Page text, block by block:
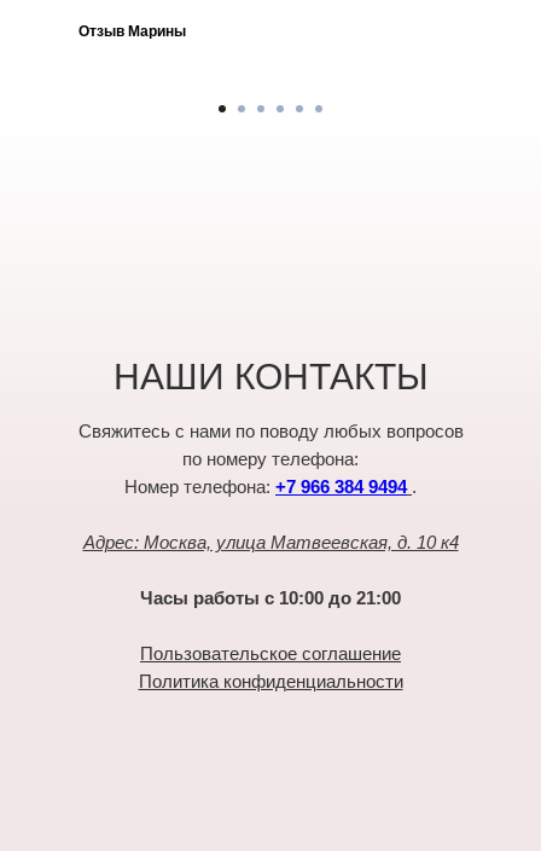
Отзыв Марины
НАШИ КОНТАКТЫ
Свяжитесь с нами по поводу любых вопросов
по номеру телефона:
Номер телефона: +7 966 384 9494 .
Адрес: Москва, улица Матвеевская, д. 10 к4
Часы работы с 10:00 до 21:00
Пользовательское соглашение
Политика конфиденциальности